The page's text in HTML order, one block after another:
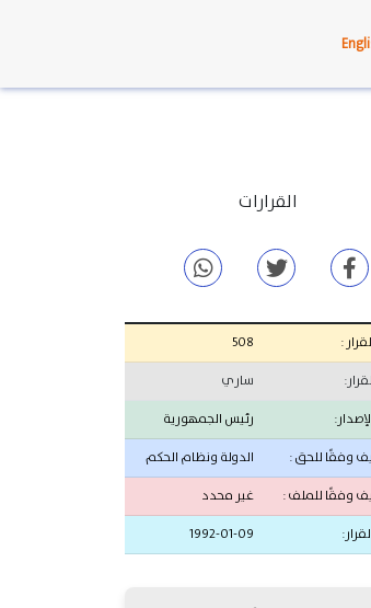
القرارات
:
508
ساري
رئيس الجمهورية
وفقًا للحق :
الدولة ونظام الحكم
وفقًا للملف :
غير محدد
1992-01-09